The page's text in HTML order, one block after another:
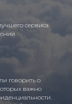
сервиса
говорить о
важно